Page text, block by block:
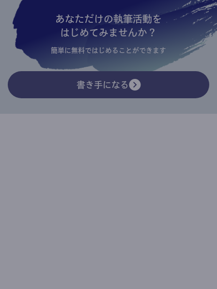
あなただけの執筆活動を
はじめてみませんか？
簡単に無料ではじめることができます
書き手になる